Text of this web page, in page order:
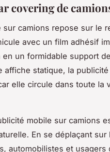
covering de
camions repose sur le
avec un film adhésif
un formidable support
affiche statique, la
elle circule dans toute la
mobile sur camions
En se déplaçant sur
automobilistes et usagers